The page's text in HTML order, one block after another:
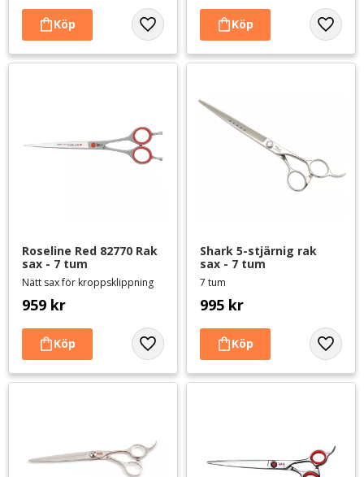
Lägg till i favoriter Lägg
Roseline Red 82770 Rak
sax - 7 tum
Nätt sax för kroppsklippning
959 kr
Lägg till i favoriter
Shark 5-stjärnig rak
sax - 7 tum
7 tum
995 kr
Lägg